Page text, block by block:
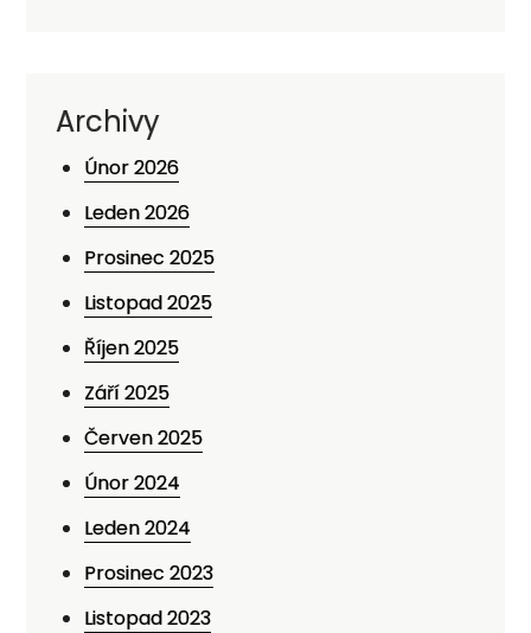
Archivy
Únor 2026
Leden 2026
Prosinec 2025
Listopad 2025
Říjen 2025
Září 2025
Červen 2025
Únor 2024
Leden 2024
Prosinec 2023
Listopad 2023